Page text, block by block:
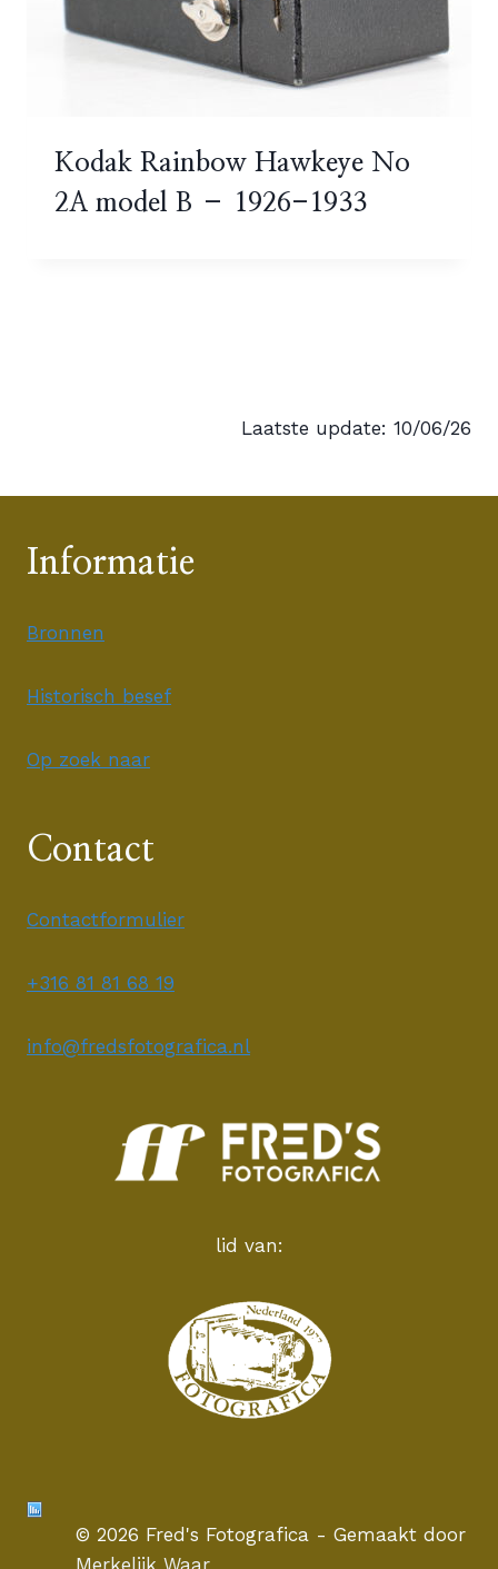
Kodak Rainbow Hawkeye No
2A model B – 1926-1933
Laatste update: 10/06/26
Informatie
Bronnen
Historisch besef
Op zoek naar
Contact
Contactformulier
+316 81 81 68 19
info@fredsfotografica.nl
lid van:
© 2026 Fred's Fotografica - Gemaakt door
Merkelijk Waar